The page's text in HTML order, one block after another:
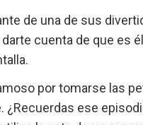
de una de sus
cuenta de que es
por tomarse las
¿Recuerdas ese